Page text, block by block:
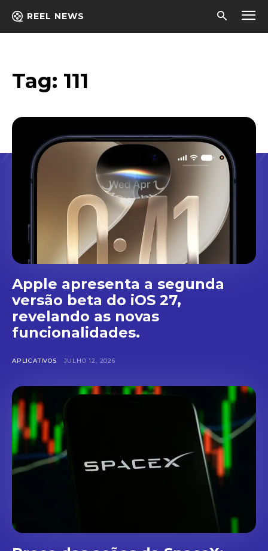
REEL NEWS
Tag: 111
Apple apresenta a segunda
versão beta do iOS 27,
revelando as novas
funcionalidades.
APLICATIVOS JULHO 12, 2026